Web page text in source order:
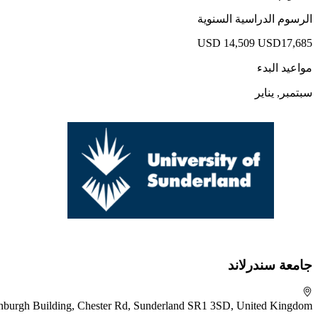
الرسوم الدراسية السنوية
USD 14,509 USD17,685
مواعيد البدء
سبتمبر, يناير
جامعة سندرلاند
Building, Chester Rd, Sunderland SR1 3SD, United Kingdom